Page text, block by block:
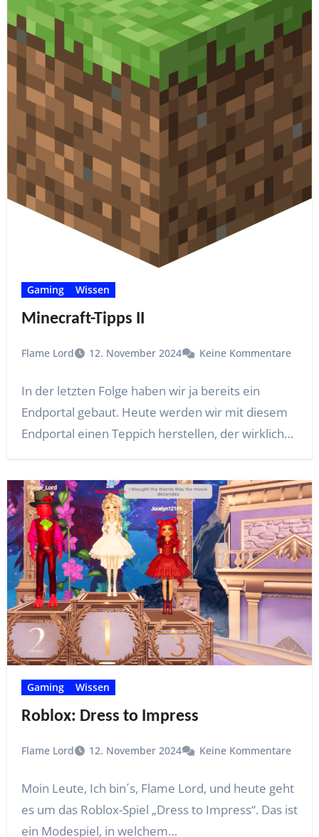
Gaming Wissen
Minecraft-Tipps II
Flame Lord 12. November 2024 Keine Kommentare
In der letzten Folge haben wir ja bereits ein
Endportal gebaut. Heute werden wir mit diesem
Endportal einen Teppich herstellen, der wirklich…
Gaming Wissen
Roblox: Dress to Impress
Flame Lord 12. November 2024 Keine Kommentare
Moin Leute, Ich bin´s, Flame Lord, und heute geht
es um das Roblox-Spiel „Dress to Impress“. Das ist
ein Modespiel, in welchem…